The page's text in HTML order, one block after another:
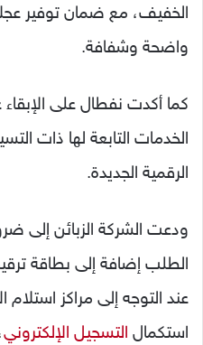
الخفيف، مع ضمان توفير
واضحة وشفافة.
كما أكدت نفطال على
الخدمات التابعة لها ذات
الرقمية الجديدة.
ودعت الشركة الزبائن إلى
الطلب إضافة إلى بطاقة
عند التوجه إلى مراكز استلام
استكمال التسجيل الإلكتروني